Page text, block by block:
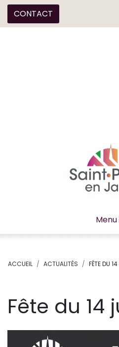
CONTACT
Menu
ACCUEIL ACTUALITÉS FÊTE DU
Fête du 14